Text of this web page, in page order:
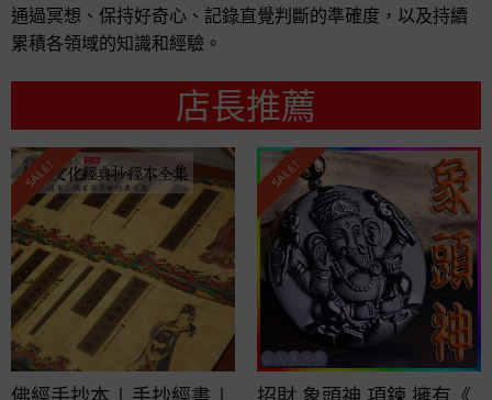
通過冥想、保持好奇心、記錄直覺判斷的準確度，以及持續
累積各領域的知識和經驗。
店長推薦
SALE! SALE!